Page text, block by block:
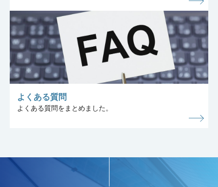
よくある質問
よくある質問をまとめました。